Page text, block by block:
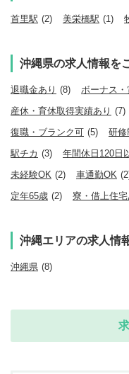
首里駅 (2) 美栄橋駅 (1)
沖縄県の求人情報を
退職金あり (8) ボーナス・
産休・育休取得実績あり (7)
復職・ブランク可 (5) 研修
駅チカ (3) 年間休日120日
未経験OK (2) 車通勤OK
定年65歳 (2) 寮・借上住宅
沖縄エリアの求人情
沖縄県 (8)